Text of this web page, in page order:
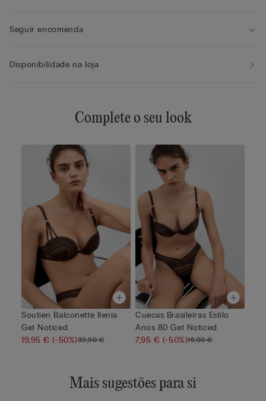
Seguir encomenda
Disponibilidade na loja
Complete o seu look
Soutien Balconette Ilenia
Get Noticed
19,95 €(-50%)39,90 €
Cuecas Brasileiras Estilo
Anos 80 Get Noticed
7,95 € (-50%)15,90 €
Mais sugestões para si